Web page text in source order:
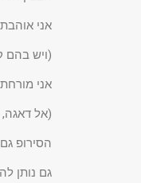
אני
(ויש בהם
אני
(אל דאגה,
הסירופ
גם נותן